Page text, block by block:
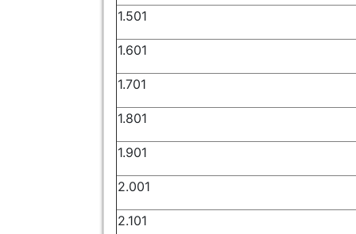
1.501
1.601
1.701
1.801
1.901
2.001
2.101